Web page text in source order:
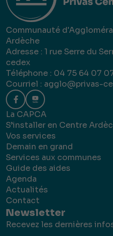
Communauté
Ardèche
Adresse : 1 rue Serre du
cedex
Téléphone : 04 75 64 07
Courriel : agglo@privas-
La CAPCA
S’installer en Centre
Vos services
Demain en grand
Services aux communes
Guide des aides
Agenda
Actualités
Contact
Newsletter
Recevez les dernières